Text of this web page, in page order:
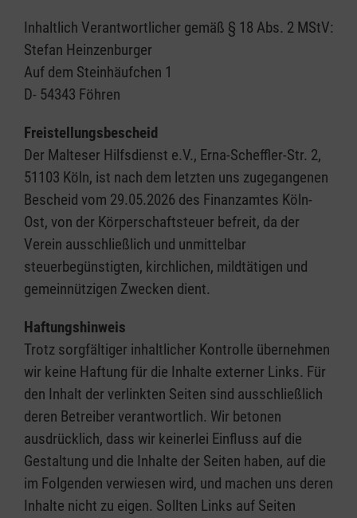
Inhaltlich Verantwortlicher gemäß § 18 Abs. 2 MStV:
Stefan Heinzenburger
Auf dem Steinhäufchen 1
D- 54343 Föhren
Freistellungsbescheid
Der Malteser Hilfsdienst e.V., Erna-Scheffler-Str. 2,
51103 Köln, ist nach dem letzten uns zugegangenen
Bescheid vom 29.05.2026 des Finanzamtes Köln-
Ost, von der Körperschaftsteuer befreit, da der
Verein ausschließlich und unmittelbar
steuerbegünstigten, kirchlichen, mildtätigen und
gemeinnützigen Zwecken dient.
Haftungshinweis
Trotz sorgfältiger inhaltlicher Kontrolle übernehmen
wir keine Haftung für die Inhalte externer Links. Für
den Inhalt der verlinkten Seiten sind ausschließlich
deren Betreiber verantwortlich. Wir betonen
ausdrücklich, dass wir keinerlei Einfluss auf die
Gestaltung und die Inhalte der Seiten haben, auf die
im Folgenden verwiesen wird, und machen uns deren
Inhalte nicht zu eigen. Sollten Links auf Seiten